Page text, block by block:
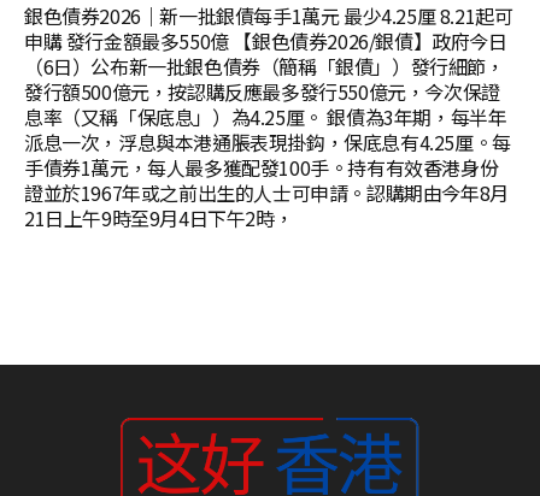
銀色債券2026｜新一批銀債每手1萬元 最少4.25厘 8.21起可
申購 發行金額最多550億 【銀色債券2026/銀債】政府今日
（6日）公布新一批銀色債券（簡稱「銀債」）發行細節，
發行額500億元，按認購反應最多發行550億元，今次保證
息率（又稱「保底息」）為4.25厘。 銀債為3年期，每半年
派息一次，浮息與本港通脹表現掛鈎，保底息有4.25厘。每
手債券1萬元，每人最多獲配發100手。持有有效香港身份
證並於1967年或之前出生的人士可申請。認購期由今年8月
21日上午9時至9月4日下午2時，